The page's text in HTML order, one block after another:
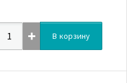
В корзину